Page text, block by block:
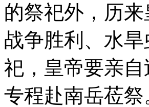
的祭祀外，历
战争胜利、水
祀，皇帝要亲
专程赴南岳莅